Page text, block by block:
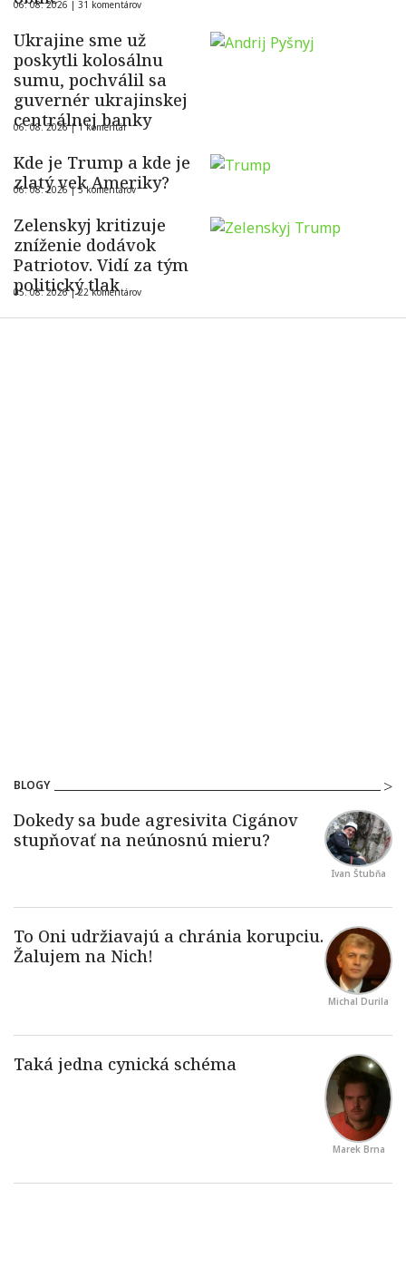
06. 08. 2026 | 31 komentárov
Ukrajine sme už
poskytli kolosálnu
sumu, pochválil sa
guvernér ukrajinskej
centrálnej banky
06. 08. 2026 |1 komentár
Kde je Trump a kde je
zlatý vek Ameriky?
06. 08. 2026 |5 komentárov
Zelenskyj kritizuje
zníženie dodávok
Patriotov. Vidí za tým
politický tlak
05. 08. 2026 |22 komentárov
BLOGY
Ivan Štubňa
Michal Durila
Marek Brna